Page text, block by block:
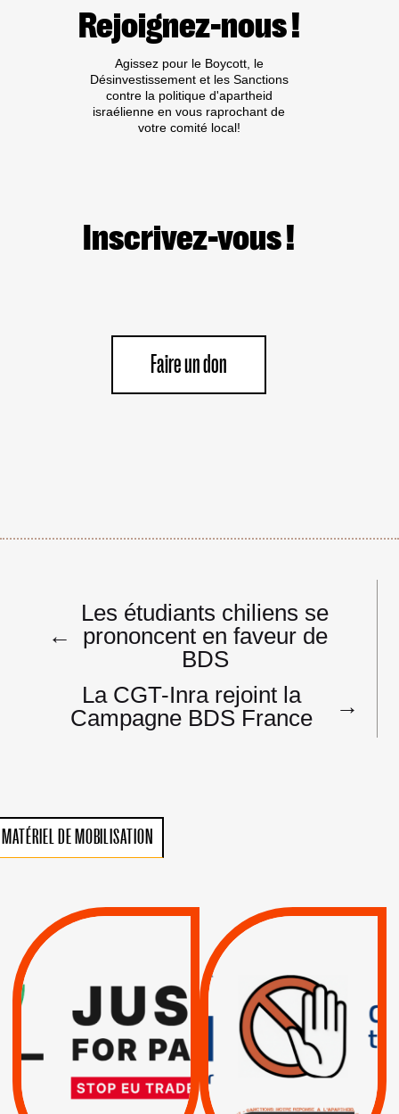
COLÈRE,
LEVONS-
LIBÉRATION
Rejoignez-nous !
Agissez pour le Boycott, le
Désinvestissement et les Sanctions
contre la politique d'apartheid
israélienne en vous raprochant de
votre comité local!
Inscrivez-vous !
Faire un don
Navigation
l’article
←
Les étudiants chiliens se
prononcent en faveur de
BDS
La CGT-Inra rejoint la
Campagne BDS France
→
MATÉRIEL DE MOBILISATION
VIOLATIONS DES
SUSPENSION
TOTALE DE
L’ACCORD
D’ASSOCIATION UE-
ISRAËL
RESPECT DU DROIT
INTERNATIONAL ?
TRUMP, MACRON :
MÊME COMBAT
| Actus |